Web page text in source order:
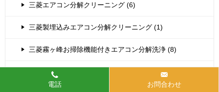
三菱エアコン分解クリーニング (6)
三菱製埋込みエアコン分解クリーニング (1)
三菱霧ヶ峰お掃除機能付きエアコン分解洗浄 (8)
富士通お掃除機能付きエアコン分解クリーニング (6)
電話 お問合わせ